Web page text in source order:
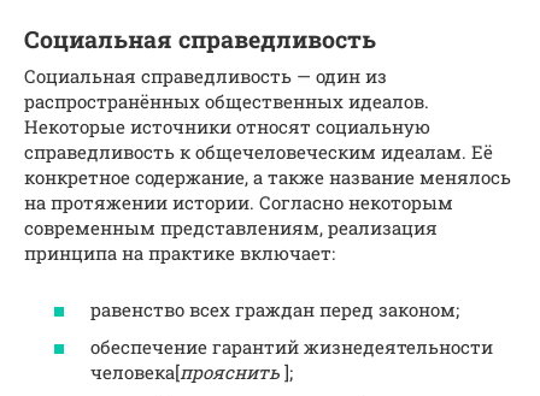
Социальная справедливость
Социальная справедливость — один из
распространённых общественных идеалов.
Некоторые источники относят социальную
справедливость к общечеловеческим идеалам. Её
конкретное содержание, а также название менялось
на протяжении истории. Согласно некоторым
современным представлениям, реализация
принципа на практике включает:
равенство всех граждан перед законом;
обеспечение гарантий жизнедеятельности
человека[прояснить ];